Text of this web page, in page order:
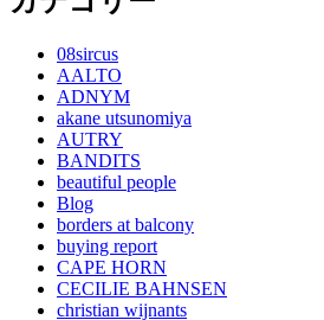
08sircus
AALTO
ADNYM
akane utsunomiya
AUTRY
BANDITS
beautiful people
Blog
borders at balcony
buying report
CAPE HORN
CECILIE BAHNSEN
christian wijnants